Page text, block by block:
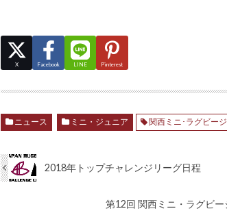
X Facebook LINE Pinterest
ニュース ミニ・ジュニア 関西ミニ･ラグビー
2018年トップチャレンジリーグ日程
第12回 関西ミニ・ラグビ